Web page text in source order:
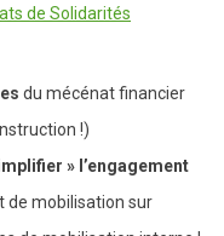
de Solidarités
du mécénat financier
!)
» l’engagement
de mobilisation sur